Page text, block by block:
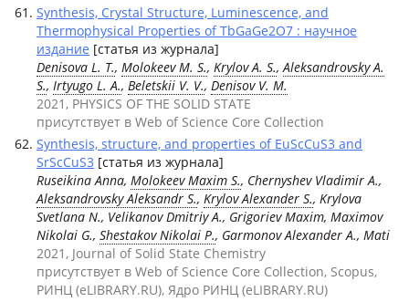
Synthesis, Crystal Structure, Luminescence, and
Thermophysical Properties of TbGaGe2O7 : научное
издание [статья из журнала]
Denisova L. T., Molokeev M. S., Krylov A. S.,Aleksandrovsky A.
S., Irtyugo L. A., Beletskii V. V., Denisov V. M.
2021, PHYSICS OF THE SOLID STATE
присутствует в Web of Science Core Collection
Synthesis, structure, and properties of EuScCuS3 and
SrScCuS3 [статья из журнала]
Ruseikina Anna, Molokeev Maxim S., Chernyshev Vladimir A.,
Aleksandrovsky Aleksandr S., Krylov Alexander S., Krylova
Svetlana N., Velikanov Dmitriy A., Grigoriev Maxim, Maximov
Nikolai G., Shestakov Nikolai P., Garmonov Alexander A., Mati
2021, Journal of Solid State Chemistry
присутствует в Web of Science Core Collection, Scopus,
РИНЦ (eLIBRARY.RU), Ядро РИНЦ (eLIBRARY.RU)